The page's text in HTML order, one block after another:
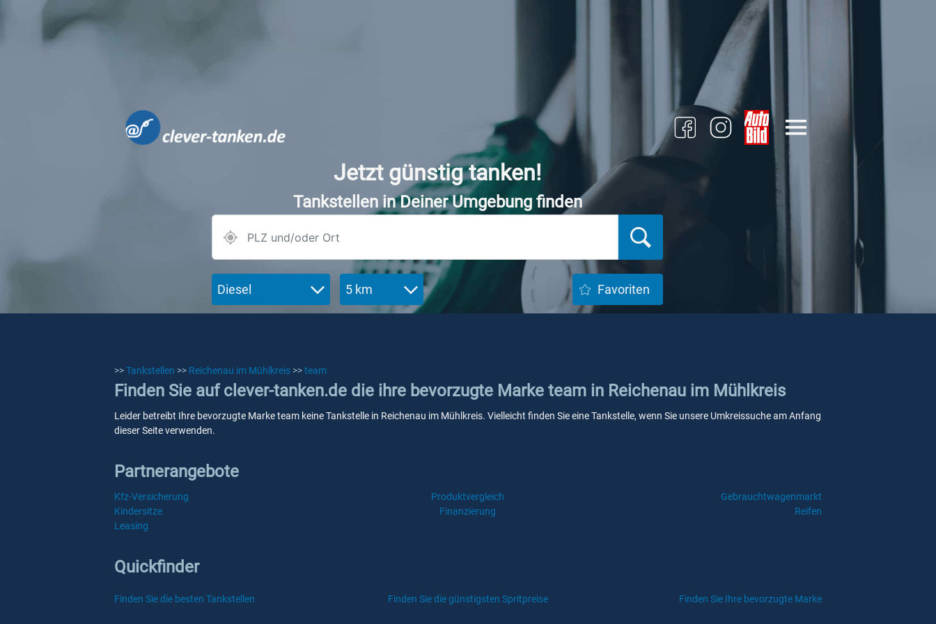
Jetzt günstig tanken!
Tankstellen in Deiner Umgebung finden
Diesel 5 km Favoriten
>>Tankstellen >> Reichenau im Mühlkreis >>team
Finden Sie auf clever-tanken.de die ihre bevorzugte Marke team in Reichenau im Mühlkreis
Leider betreibt Ihre bevorzugte Marke team keine Tankstelle in Reichenau im Mühlkreis. Vielleicht finden Sie eine Tankstelle, wenn Sie unsere Umkreissuche am Anfang
dieser Seite verwenden.
Partnerangebote
Kfz-Versicherung Produktvergleich
Gebrauchtwagenmarkt
Kindersitze
Finanzierung
Reifen
Leasing
Quickfinder
Finden Sie die besten Tankstellen Finden Sie die günstigsten Spritpreise Finden Sie Ihre bevorzugte Marke